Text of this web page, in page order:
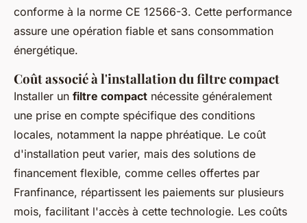
conforme à la norme CE 12566-3. Cette performance
assure une opération fiable et sans consommation
énergétique.
Coût associé à l'installation du filtre compact
Installer un filtre compact nécessite généralement
une prise en compte spécifique des conditions
locales, notamment la nappe phréatique. Le coût
d'installation peut varier, mais des solutions de
financement flexible, comme celles offertes par
Franfinance, répartissent les paiements sur plusieurs
mois, facilitant l'accès à cette technologie. Les coûts